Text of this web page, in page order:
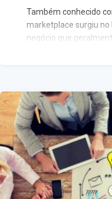
Também conhecido
marketplace surgiu no
negócio que
lojas, o que
consolidado no Brasil
ao contrário do que
só um tipo padrão de
falarei aqui,